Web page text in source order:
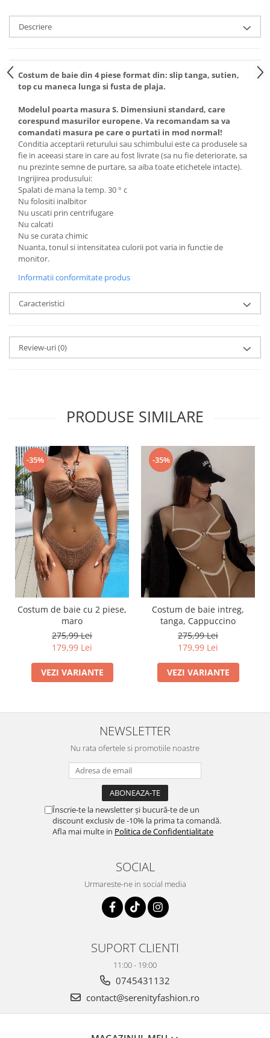
Descriere
Costum de baie din 4 piese format din: slip tanga, sutien,
top cu maneca lunga si fusta de plaja.
Modelul poarta masura S. Dimensiuni standard, care
corespund masurilor europene. Va recomandam sa va
comandati masura pe care o purtati in mod normal!
Conditia acceptarii returului sau schimbului este ca produsele sa
fie in aceeasi stare in care au fost livrate (sa nu fie deteriorate, sa
nu prezinte semne de purtare, sa aiba toate etichetele intacte).
Ingrijirea produsului:
Spalati de mana la temp. 30 ° c
Nu folositi inalbitor
Nu uscati prin centrifugare
Nu calcati
Nu se curata chimic
Nuanta, tonul si intensitatea culorii pot varia in functie de
monitor.
Informatii conformitate produs
Caracteristici
Review-uri(0)
PRODUSE SIMILARE
-35%
Costum de baie cu 2 piese,
maro
275,99 Lei
179,99 Lei
VEZI VARIANTE
-35%
Costum de baie intreg,
tanga, Cappuccino
275,99 Lei
179,99 Lei
VEZI VARIANTE
NEWSLETTER
Nu rata ofertele si promotiile noastre
Înscrie-te la newsletter și bucură-te de un
discount exclusiv de -10% la prima ta comandă.
Afla mai multe in Politica de Confidentialitate
SOCIAL
Urmareste-ne in social media
SUPORT CLIENTI
11:00 - 19:00
0745431132
contact@serenityfashion.ro